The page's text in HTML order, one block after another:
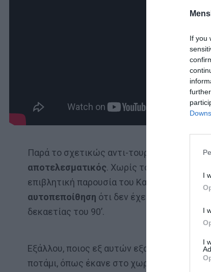
If you
I
I
I
Παρά το σχετικώς αντι-τουριστικό του
αποτελεσματικός. Χωρίς το ταλέντο του
επιβλητική παρουσία του Καν και τις
αυτοπεποίθηση ότι δεν έχει τίποτα να
δεκαετίας του 90’.
Εξάλλου, ποιος εξ αυτών εξασκούταν όταν
ποτάμι, όπως έκανε στο χωριό του ο